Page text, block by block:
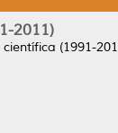
2011)
científica (1991-